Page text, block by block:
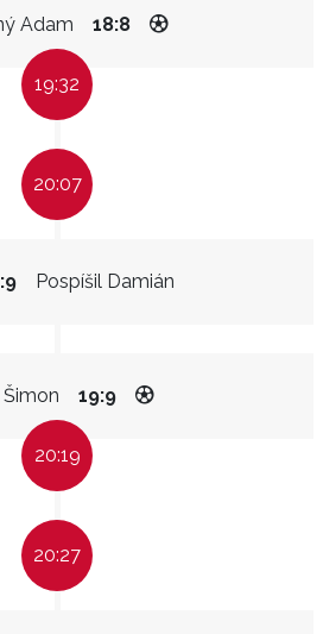
Adam 18:8
19:32
20:07
Pospíšil Damián
Šimon 19:9
20:19
20:27